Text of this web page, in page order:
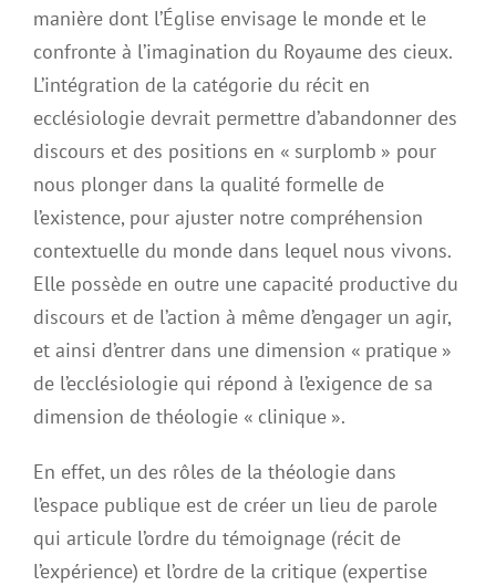
manière dont l’Église envisage le monde et le
confronte à l’imagination du Royaume des cieux.
L’intégration de la catégorie du récit en
ecclésiologie devrait permettre d’abandonner des
discours et des positions en « surplomb » pour
nous plonger dans la qualité formelle de
l’existence, pour ajuster notre compréhension
contextuelle du monde dans lequel nous vivons.
Elle possède en outre une capacité productive du
discours et de l’action à même d’engager un agir,
et ainsi d’entrer dans une dimension « pratique »
de l’ecclésiologie qui répond à l’exigence de sa
dimension de théologie « clinique ».
En effet, un des rôles de la théologie dans
l’espace publique est de créer un lieu de parole
qui articule l’ordre du témoignage (récit de
l’expérience) et l’ordre de la critique (expertise